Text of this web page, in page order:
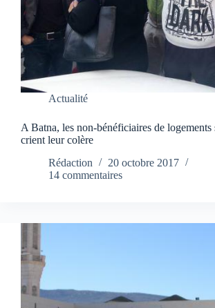
Actualité
A Batna, les non-bénéficiaires de logements
crient leur colère
Rédaction
20 octobre 2017
14 commentaires